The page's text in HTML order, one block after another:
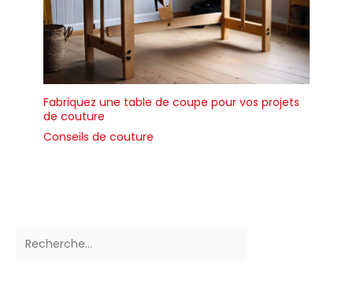
Fabriquez une table de coupe pour vos projets
de couture
Conseils de couture